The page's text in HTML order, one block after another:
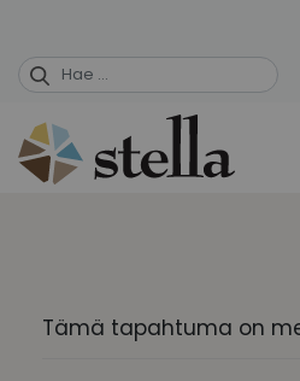
content
Tämä tapahtuma on